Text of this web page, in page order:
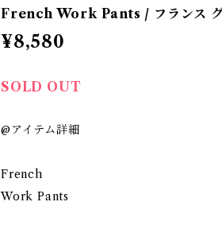
French Work Pants / フランス グ
¥8,580
SOLD OUT
@アイテム詳細
French
Work Pants